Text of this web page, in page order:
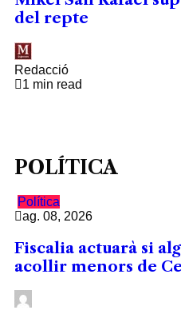
del repte
Redacció
1 min read
POLÍTICA
Política
ag. 08, 2026
Fiscalia actuarà si
acollir menors de